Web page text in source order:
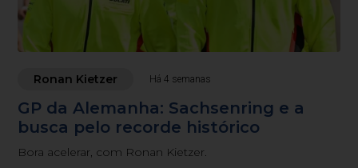
Ronan Kietzer Há 4 semanas
GP da Alemanha: Sachsenring e a
busca pelo recorde histórico
Bora acelerar, com Ronan Kietzer.